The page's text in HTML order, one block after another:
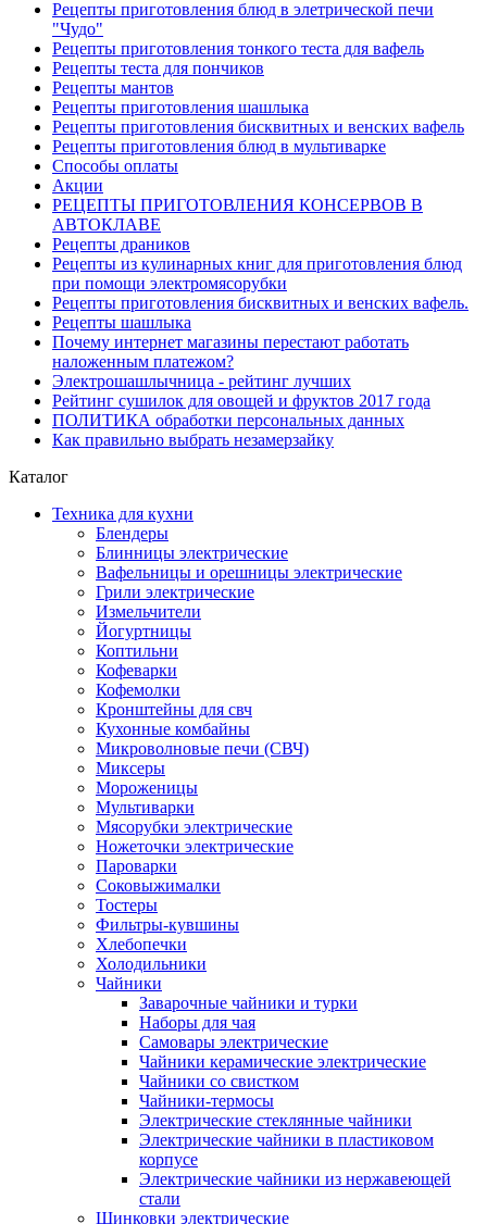
Рецепты приготовления блюд в элетрической печи
"Чудо"
Рецепты приготовления тонкого теста для вафель
Рецепты теста для пончиков
Рецепты мантов
Рецепты приготовления шашлыка
Рецепты приготовления бисквитных и венских вафель
Рецепты приготовления блюд в мультиварке
Способы оплаты
Акции
РЕЦЕПТЫ ПРИГОТОВЛЕНИЯ КОНСЕРВОВ В
АВТОКЛАВЕ
Рецепты драников
Рецепты из кулинарных книг для приготовления блюд
при помощи электромясорубки
Рецепты приготовления бисквитных и венских вафель.
Рецепты шашлыка
Почему интернет магазины перестают работать
наложенным платежом?
Электрошашлычница - рейтинг лучших
Рейтинг сушилок для овощей и фруктов 2017 года
ПОЛИТИКА обработки персональных данных
Как правильно выбрать незамерзайку
Каталог
Техника для кухни
Блендеры
Блинницы электрические
Вафельницы и орешницы электрические
Грили электрические
Измельчители
Йогуртницы
Коптильни
Кофеварки
Кофемолки
Кронштейны для свч
Кухонные комбайны
Микроволновые печи (СВЧ)
Миксеры
Мороженицы
Мультиварки
Мясорубки электрические
Ножеточки электрические
Пароварки
Соковыжималки
Тостеры
Фильтры-кувшины
Хлебопечки
Холодильники
Чайники
Заварочные чайники и турки
Наборы для чая
Самовары электрические
Чайники керамические электрические
Чайники со свистком
Чайники-термосы
Электрические стеклянные чайники
Электрические чайники в пластиковом
корпусе
Электрические чайники из нержавеющей
стали
Шинковки электрические